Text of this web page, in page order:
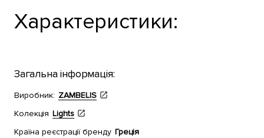
Характеристики:
Загальна інформація:
Виробник: ZAMBELIS
Колекція Lights
Країна реєстрації бренду Греція